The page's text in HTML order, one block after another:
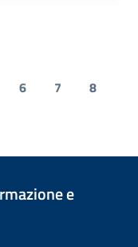
6 7 8
e